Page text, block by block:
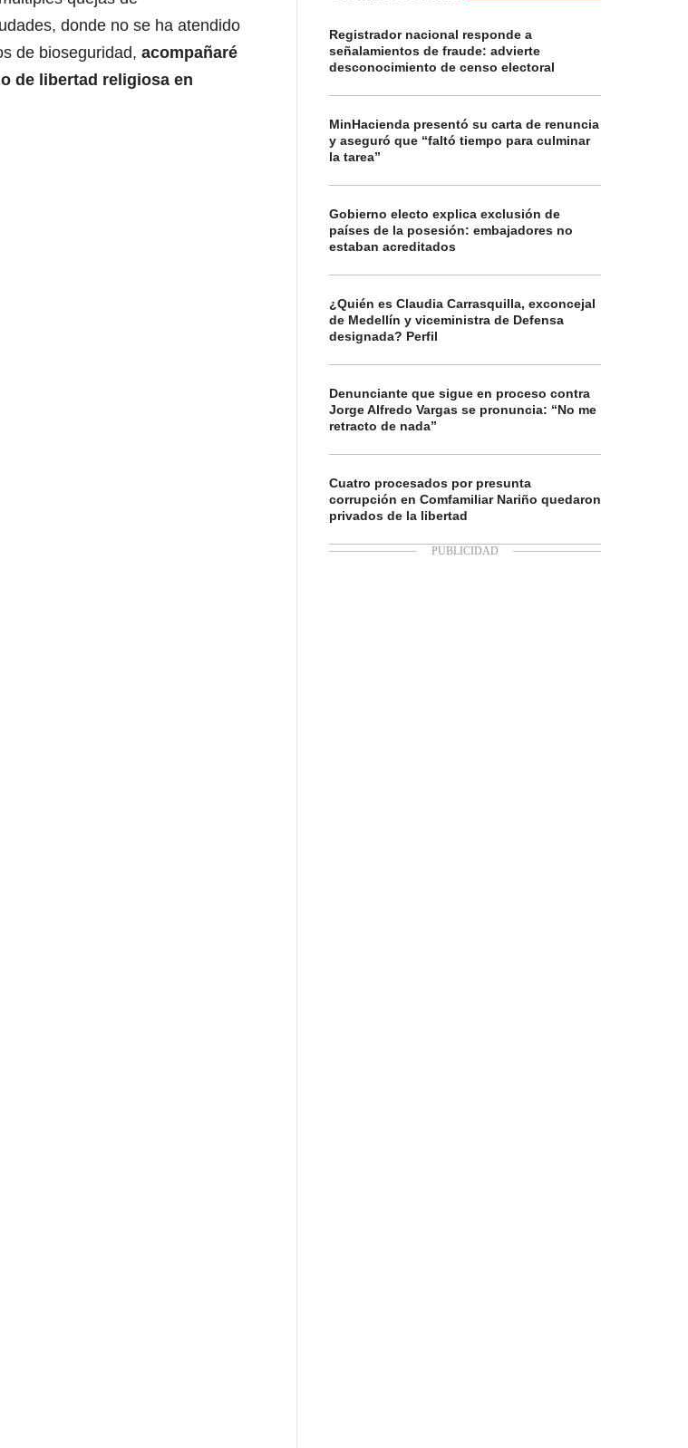
donde no se ha atendido
de bioseguridad, acompañaré
de libertad religiosa en
Registrador nacional responde a
señalamientos de fraude: advierte
desconocimiento de censo electoral
MinHacienda presentó su carta de renuncia
y aseguró que “faltó tiempo para culminar
la tarea”
Gobierno electo explica exclusión de
países de la posesión: embajadores no
estaban acreditados
¿Quién es Claudia Carrasquilla, exconcejal
de Medellín y viceministra de Defensa
designada? Perfil
Denunciante que sigue en proceso contra
Jorge Alfredo Vargas se pronuncia: “No me
retracto de nada”
Cuatro procesados por presunta
corrupción en Comfamiliar Nariño quedaron
privados de la libertad